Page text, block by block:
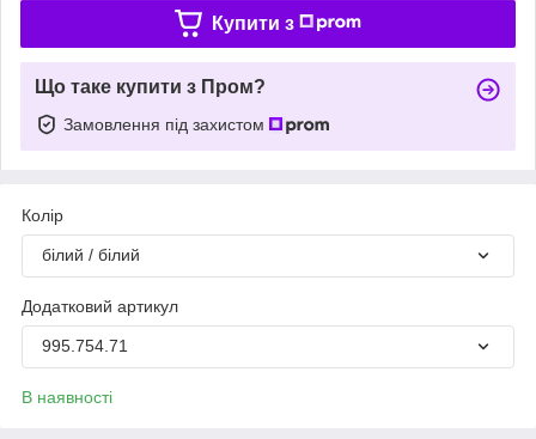
Купити з
Що таке купити з Пром?
Замовлення під захистом
Колір
білий / білий
Додатковий артикул
995.754.71
В наявності